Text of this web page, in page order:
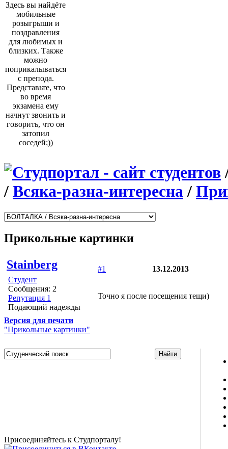
Здесь вы найдёте
мобильные
розыгрыши и
поздравления
для любимых и
близких. Также
можно
поприкалываться
с препода.
Представьте, что
во время
экзамена ему
начнут звонить и
говорить, что он
затопил
соседей;))
/ Всяка-разна-интересна/
Прикольные картинки
Stainberg
Студент
Сообщения: 2
Репутация 1
Подающий надежды
#1 13.12.2013
Точно я после посещения тещи)
Версия для печати
"Прикольные картинки"
Присоединяйтесь к Студпорталу!